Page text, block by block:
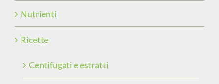
Nutrienti
Ricette
Centifugati e estratti